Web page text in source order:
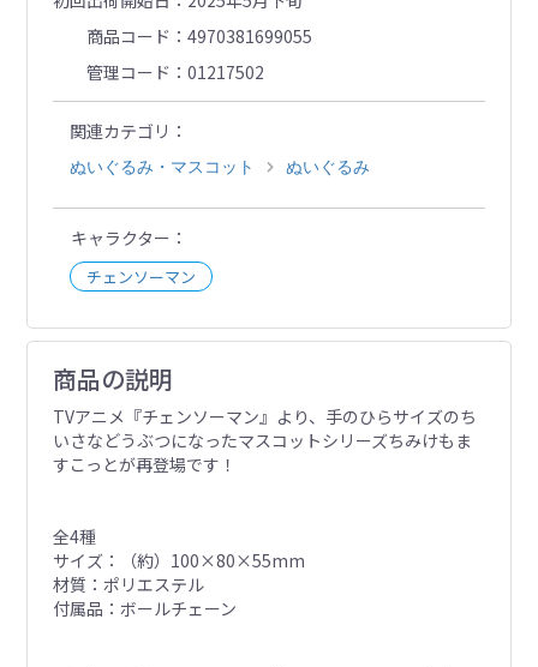
商品コード
4970381699055
管理コード
01217502
関連カテゴリ
ぬいぐるみ・マスコット ぬいぐるみ
キャラクター
チェンソーマン
商品の説明
TVアニメ『チェンソーマン』より、手のひらサイズのち
いさなどうぶつになったマスコットシリーズちみけもま
すこっとが再登場です！
全4種
サイズ：（約）100×80×55mm
材質：ポリエステル
付属品：ボールチェーン